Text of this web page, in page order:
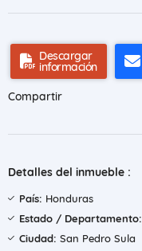
Descargar
información
Compartir
Detalles del inmueble :
País: Honduras
Estado / Departamento:
Ciudad: San Pedro Sula